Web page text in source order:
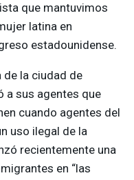
que mantuvimos
latina en
estadounidense.
la ciudad de
a sus agentes que
cuando agentes del
uso ilegal de la
recientemente una
en “las